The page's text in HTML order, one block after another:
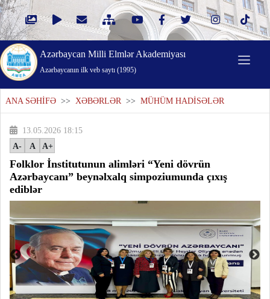
Azərbaycan Milli Elmlər Akademiyası
Azərbaycanın ilk veb saytı (1995)
ANA SƏHİFƏ >> XƏBƏRLƏR >> MÜHÜM HADİSƏLƏR
13.05.2026 18:15
A-
A A+
Folklor İnstitutunun alimləri “Yeni dövrün
Azərbaycanı” beynəlxalq simpoziumunda çıxış
ediblər